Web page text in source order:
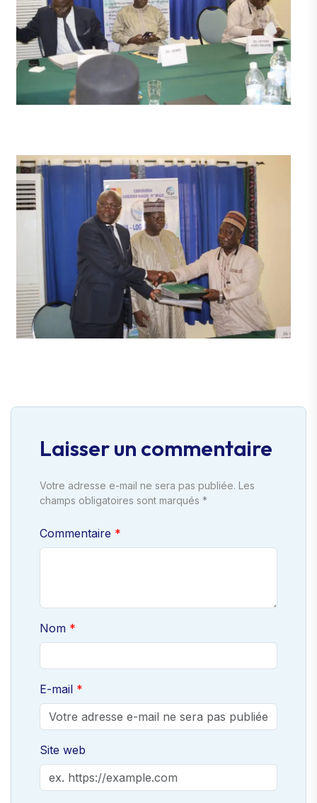
Laisser un commentaire
Votre adresse e-mail ne sera pas publiée. Les
champs obligatoires sont marqués *
Commentaire
Nom
E-mail
Site web